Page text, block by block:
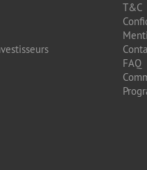
T&C
FAQ